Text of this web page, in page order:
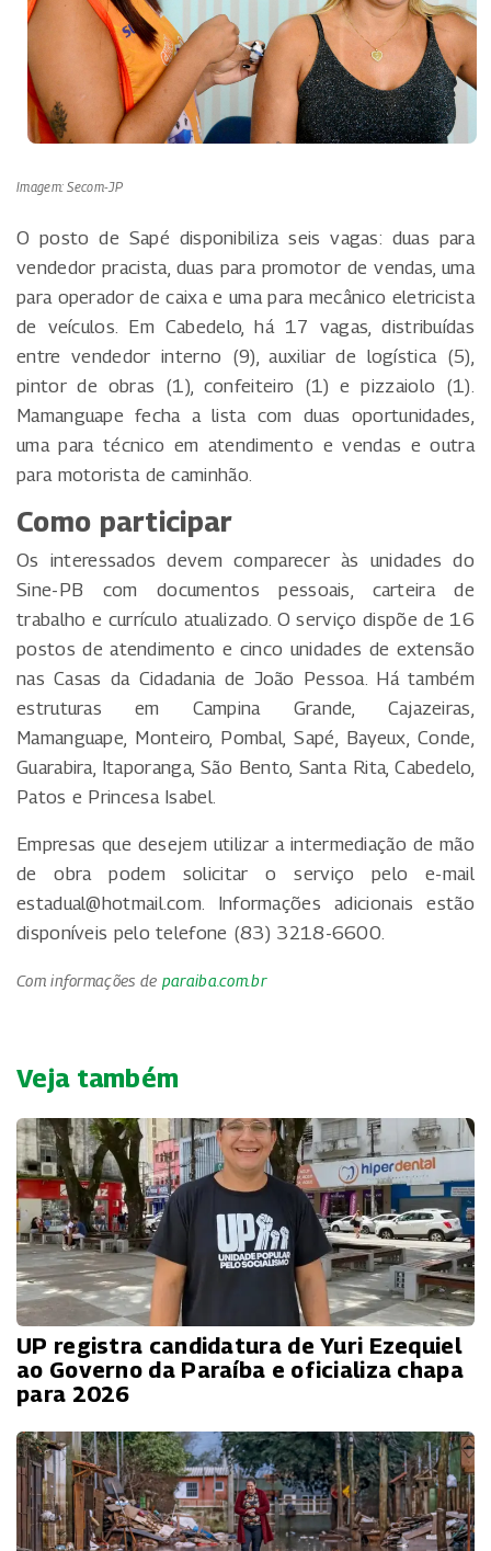
Imagem: Secom-JP
O posto de Sapé disponibiliza seis vagas: duas para
vendedor pracista, duas para promotor de vendas, uma
para operador de caixa e uma para mecânico eletricista
de veículos. Em Cabedelo, há 17 vagas, distribuídas
entre vendedor interno (9), auxiliar de logística (5),
pintor de obras (1), confeiteiro (1) e pizzaiolo (1).
Mamanguape fecha a lista com duas oportunidades,
uma para técnico em atendimento e vendas e outra
para motorista de caminhão.
Como participar
Os interessados devem comparecer às unidades do
Sine-PB com documentos pessoais, carteira de
trabalho e currículo atualizado. O serviço dispõe de 16
postos de atendimento e cinco unidades de extensão
nas Casas da Cidadania de João Pessoa. Há também
estruturas em Campina Grande, Cajazeiras,
Mamanguape, Monteiro, Pombal, Sapé, Bayeux, Conde,
Guarabira, Itaporanga, São Bento, Santa Rita, Cabedelo,
Patos e Princesa Isabel.
Empresas que desejem utilizar a intermediação de mão
de obra podem solicitar o serviço pelo e-mail
estadual@hotmail.com . Informações adicionais estão
disponíveis pelo telefone (83) 3218-6600.
Com informações de paraiba.com.br
Veja também
UP registra candidatura de Yuri Ezequiel
ao Governo da Paraíba e oficializa chapa
para 2026